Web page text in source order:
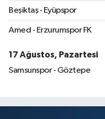
Beşiktaş - Eyüpspor
Amed - Erzurumspor FK
17 Ağustos, Pazartesi
Samsunspor - Göztepe